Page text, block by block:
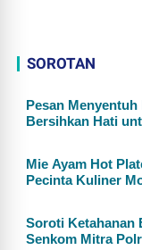
SOROTAN
Pesan
Bersihkan Hati
Mie Ayam Hot
Pecinta Kuliner
Soroti Ketahanan
Senkom Mitra